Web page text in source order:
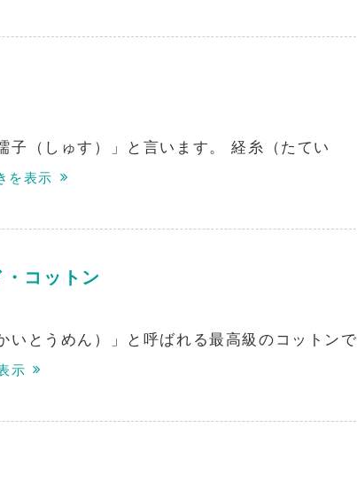
子（しゅす）」と言います。 経糸（たてい
を表示
コットン
いとうめん）」と呼ばれる最高級のコットンで
示